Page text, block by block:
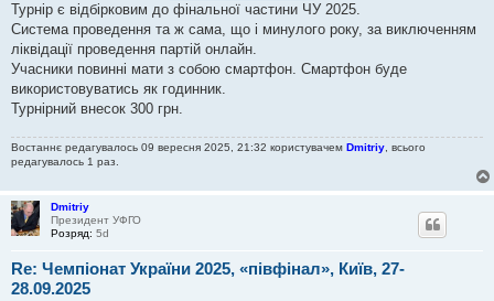
л
е
н
н
я
Турнір є відбірковим до фінальної частини ЧУ 2025.
Система проведення та ж сама, що і минулого року, за виключенням
ліквідації проведення партій онлайн.
Учасники повинні мати з собою смартфон. Смартфон буде
використовуватись як годинник.
Турнірний внесок 300 грн.
Востаннє редагувалось 09 вересня 2025, 21:32 користувачем Dmitriy , всього
редагувалось 1 раз.
Dmitriy
Президент УФГО
Розряд: 5d
Re: Чемпіонат України 2025, «півфінал», Київ, 27-
28.09.2025